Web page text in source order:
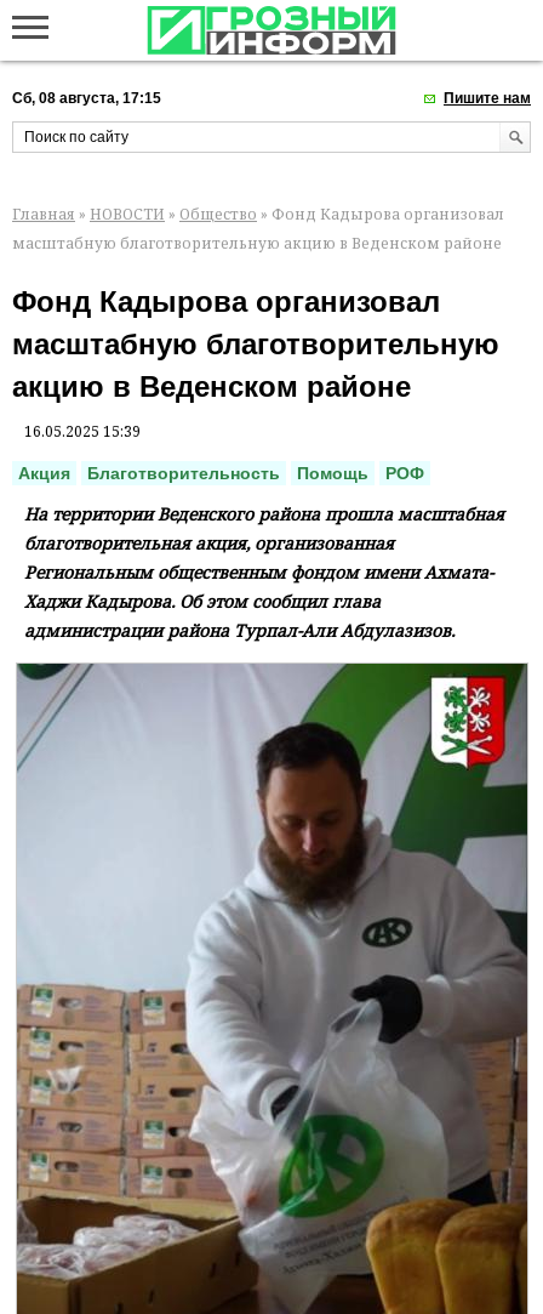
Сб, 08 августа, 17:15 Пишите нам
Главная » НОВОСТИ » Общество » Фонд Кадырова организовал
масштабную благотворительную акцию в Веденском районе
Фонд Кадырова организовал
масштабную благотворительную
акцию в Веденском районе
16.05.2025 15:39
Акция Благотворительность Помощь РОФ
На территории Веденского района прошла масштабная
благотворительная акция, организованная
Региональным общественным фондом имени Ахмата-
Хаджи Кадырова. Об этом сообщил глава
администрации района Турпал-Али Абдулазизов.